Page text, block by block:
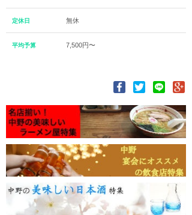
定休日 無休
平均予算 7,500円〜